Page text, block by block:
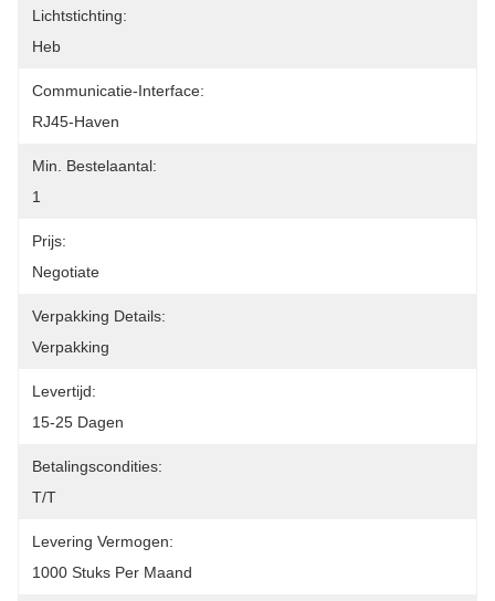
Lichtstichting:
Heb
Communicatie-Interface:
RJ45-Haven
Min. Bestelaantal:
1
Prijs:
Negotiate
Verpakking Details:
Verpakking
Levertijd:
15-25 Dagen
Betalingscondities:
T/T
Levering Vermogen:
1000 Stuks Per Maand